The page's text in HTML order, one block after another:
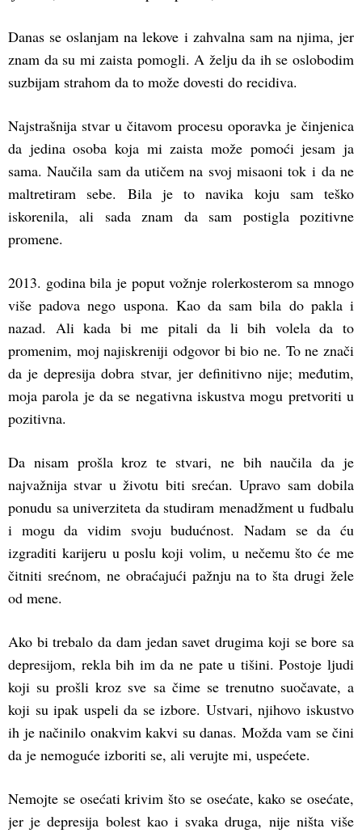
Danas se oslanjam na lekove i zahvalna sam na njima, jer
znam da su mi zaista pomogli. A želju da ih se oslobodim
suzbijam strahom da to može dovesti do recidiva.
Najstrašnija stvar u čitavom procesu oporavka je činjenica
da jedina osoba koja mi zaista može pomoći jesam ja
sama. Naučila sam da utičem na svoj misaoni tok i da ne
maltretiram sebe. Bila je to navika koju sam teško
iskorenila, ali sada znam da sam postigla pozitivne
promene.
2013. godina bila je poput vožnje rolerkosterom sa mnogo
više padova nego uspona. Kao da sam bila do pakla i
nazad. Ali kada bi me pitali da li bih volela da to
promenim, moj najiskreniji odgovor bi bio ne. To ne znači
da je depresija dobra stvar, jer definitivno nije; međutim,
moja parola je da se negativna iskustva mogu pretvoriti u
pozitivna.
Da nisam prošla kroz te stvari, ne bih naučila da je
najvažnija stvar u životu biti srećan. Upravo sam dobila
ponudu sa univerziteta da studiram menadžment u fudbalu
i mogu da vidim svoju budućnost. Nadam se da ću
izgraditi karijeru u poslu koji volim, u nečemu što će me
čitniti srećnom, ne obraćajući pažnju na to šta drugi žele
od mene.
Ako bi trebalo da dam jedan savet drugima koji se bore sa
depresijom, rekla bih im da ne pate u tišini. Postoje ljudi
koji su prošli kroz sve sa čime se trenutno suočavate, a
koji su ipak uspeli da se izbore. Ustvari, njihovo iskustvo
ih je načinilo onakvim kakvi su danas. Možda vam se čini
da je nemoguće izboriti se, ali verujte mi, uspećete.
Nemojte se osećati krivim što se osećate, kako se osećate,
jer je depresija bolest kao i svaka druga, nije ništa više